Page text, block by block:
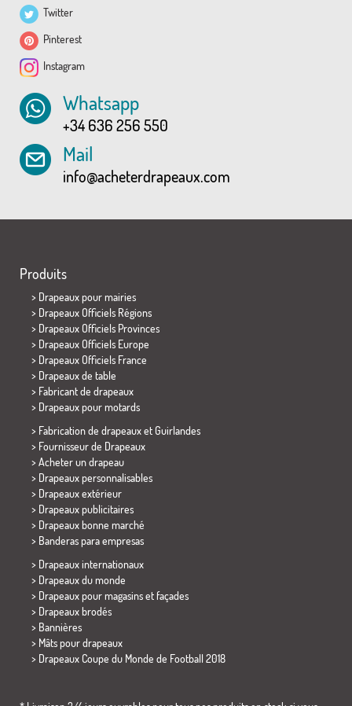
Twitter
Pinterest
Instagram
Whatsapp
+34 636 256 550
Mail
info@acheterdrapeaux.com
Produits
> Drapeaux pour mairies
> Drapeaux Officiels Régions
> Drapeaux Officiels Provinces
> Drapeaux Officiels Europe
> Drapeaux Officiels France
> Drapeaux de table
> Fabricant de drapeaux
> Drapeaux pour motards
> Fabrication de drapeaux et Guirlandes
> Fournisseur de Drapeaux
> Acheter un drapeau
> Drapeaux personnalisables
> Drapeaux extérieur
> Drapeaux publicitaires
> Drapeaux bonne marché
> Banderas para empresas
> Drapeaux internationaux
> Drapeaux du monde
> Drapeaux pour magasins et façades
> Drapeaux brodés
> Bannières
> Mâts pour drapeaux
> Drapeaux Coupe du Monde de Football 2018